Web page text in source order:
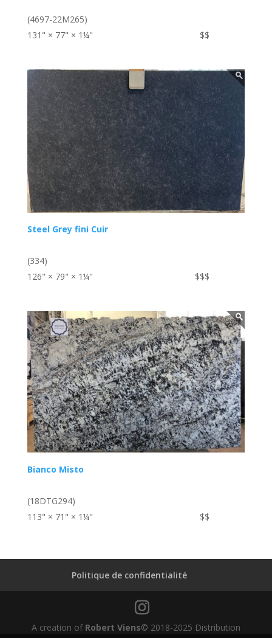
(4697-22M265)
131" × 77" × 1¼"
$$
Steel Grey fini Cuir
(334)
126" × 79" × 1¼"
$$$
Bianco Misto
(18DTG294)
113" × 71" × 1¼"
$$
Politique de confidentialité
A creation of Robert Viens© 2018-2025 Distribution